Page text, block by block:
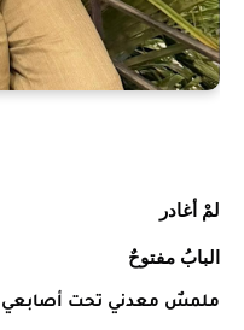
لمْ أغادر
البابُ مفتوحٌ
ملمسٌ معدني تحت أصابعي